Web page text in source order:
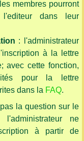
membres pourront
dans leur
: l'administrateur
à la lettre
avec cette fonction,
pour la lettre
dans la FAQ.
la question sur le
l'administrateur ne
à partir de